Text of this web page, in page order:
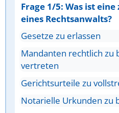
Frage 1/5: Was ist
eines Rechtsanwalts?
Gesetze zu erlassen
Mandanten rechtlich zu
vertreten
Gerichtsurteile zu
Notarielle Urkunden zu